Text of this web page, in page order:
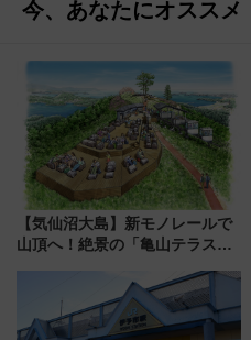
今、あなたにオススメ
【気仙沼大島】新モノレールで
山頂へ！絶景の「亀山テラス
暇村のお得な日帰りプランも登